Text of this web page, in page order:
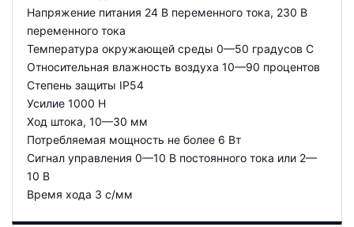
Напряжение питания 24 В переменного тока, 230 В
переменного тока
Температура окружающей среды 0—50 градусов C
Относительная влажность воздуха 10—90 процентов
Степень защиты IP54
Усилие 1000 Н
Ход штока, 10—30 мм
Потребляемая мощность не более 6 Вт
Сигнал управления 0—10 В постоянного тока или 2—
10 В
Время хода 3 с/мм